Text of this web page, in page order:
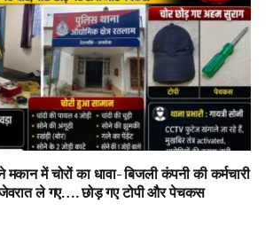
में चोरों का धावा- बिजली कंपनी की कर्मचारी
ले गए…. छोड़ गए टोपी और पेचकस